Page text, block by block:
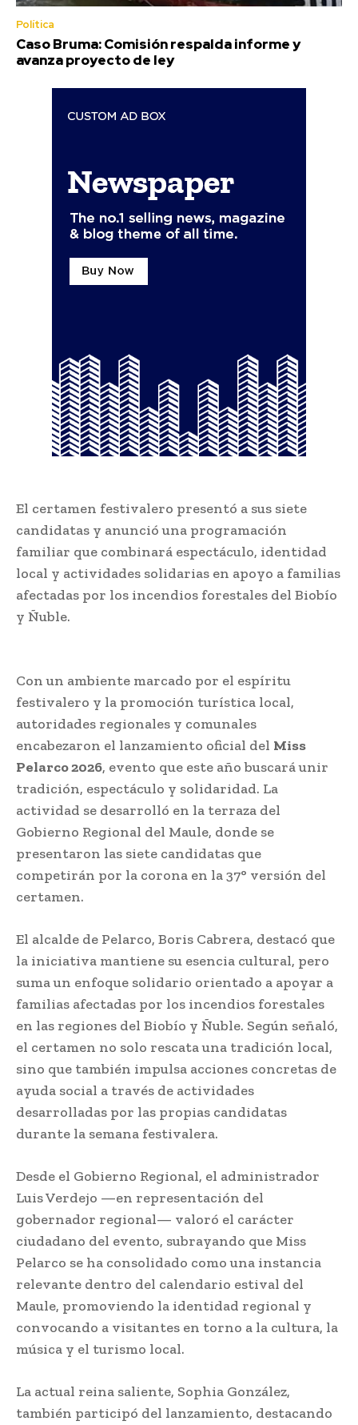
Política
Caso Bruma: Comisión respalda informe y
avanza proyecto de ley
El certamen festivalero presentó a sus siete
candidatas y anunció una programación
familiar que combinará espectáculo, identidad
local y actividades solidarias en apoyo a familias
afectadas por los incendios forestales del Biobío
y Ñuble.
Con un ambiente marcado por el espíritu
festivalero y la promoción turística local,
autoridades regionales y comunales
encabezaron el lanzamiento oficial del Miss
Pelarco 2026, evento que este año buscará unir
tradición, espectáculo y solidaridad. La
actividad se desarrolló en la terraza del
Gobierno Regional del Maule, donde se
presentaron las siete candidatas que
competirán por la corona en la 37° versión del
certamen.
El alcalde de Pelarco, Boris Cabrera, destacó que
la iniciativa mantiene su esencia cultural, pero
suma un enfoque solidario orientado a apoyar a
familias afectadas por los incendios forestales
en las regiones del Biobío y Ñuble. Según señaló,
el certamen no solo rescata una tradición local,
sino que también impulsa acciones concretas de
ayuda social a través de actividades
desarrolladas por las propias candidatas
durante la semana festivalera.
Desde el Gobierno Regional, el administrador
Luis Verdejo —en representación del
gobernador regional— valoró el carácter
ciudadano del evento, subrayando que Miss
Pelarco se ha consolidado como una instancia
relevante dentro del calendario estival del
Maule, promoviendo la identidad regional y
convocando a visitantes en torno a la cultura, la
música y el turismo local.
La actual reina saliente, Sophia González,
también participó del lanzamiento, destacando